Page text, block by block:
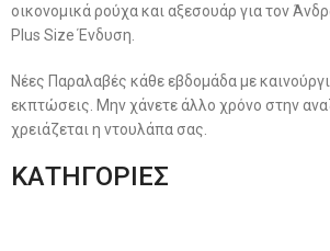
οικονομικά ρούχα και αξεσουάρ για τον
Plus Size Ένδυση.
Νέες Παραλαβές κάθε εβδομάδα με
εκπτώσεις. Μην χάνετε άλλο χρόνο στην
χρειάζεται η ντουλάπα σας.
ΚΑΤΗΓΟΡΙΕΣ